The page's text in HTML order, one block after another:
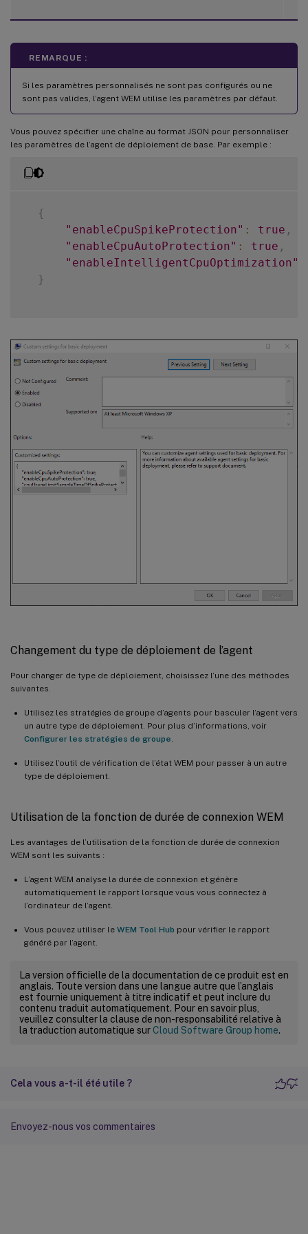
REMARQUE :
Si les paramètres personnalisés ne sont pas configurés ou ne
sont pas valides, l’agent WEM utilise les paramètres par défaut.
Vous pouvez spécifier une chaîne au format JSON pour personnaliser
les paramètres de l’agent de déploiement de base. Par exemple :
{
"enableCpuSpikeProtection" : true ,
"enableCpuAutoProtection" : true ,
"enableIntelligentCpuOptimization"
}
Changement du type de déploiement de l’agent
Pour changer de type de déploiement, choisissez l’une des méthodes
suivantes.
Utilisez les stratégies de groupe d’agents pour basculer l’agent vers
un autre type de déploiement. Pour plus d’informations, voir
Configurer les stratégies de groupe.
Utilisez l’outil de vérification de l’état WEM pour passer à un autre
type de déploiement.
Utilisation de la fonction de durée de connexion WEM
Les avantages de l’utilisation de la fonction de durée de connexion
WEM sont les suivants :
L’agent WEM analyse la durée de connexion et génère
automatiquement le rapport lorsque vous vous connectez à
l’ordinateur de l’agent.
Vous pouvez utiliser le WEM Tool Hub pour vérifier le rapport
généré par l’agent.
La version officielle de la documentation de ce produit est en
anglais. Toute version dans une langue autre que l’anglais
est fournie uniquement à titre indicatif et peut inclure du
contenu traduit automatiquement. Pour en savoir plus,
veuillez consulter la clause de non-responsabilité relative à
la traduction automatique surCloud Software Group home.
Cela vous a-t-il été utile ?
Envoyez-nous vos commentaires